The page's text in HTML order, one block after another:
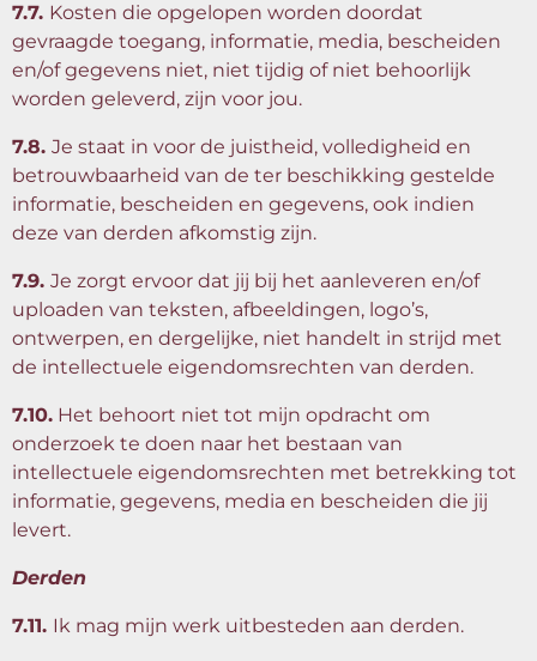
7.7. Kosten die opgelopen worden doordat
gevraagde toegang, informatie, media, bescheiden
en/of gegevens niet, niet tijdig of niet behoorlijk
worden geleverd, zijn voor jou.
7.8. Je staat in voor de juistheid, volledigheid en
betrouwbaarheid van de ter beschikking gestelde
informatie, bescheiden en gegevens, ook indien
deze van derden afkomstig zijn.
7.9. Je zorgt ervoor dat jij bij het aanleveren en/of
uploaden van teksten, afbeeldingen, logo’s,
ontwerpen, en dergelijke, niet handelt in strijd met
de intellectuele eigendomsrechten van derden.
7.10. Het behoort niet tot mijn opdracht om
onderzoek te doen naar het bestaan van
intellectuele eigendomsrechten met betrekking tot
informatie, gegevens, media en bescheiden die jij
levert.
Derden
7.11. Ik mag mijn werk uitbesteden aan derden.